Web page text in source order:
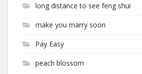
long distance to see feng shui
make you marry soon
Pay Easy
peach blossom